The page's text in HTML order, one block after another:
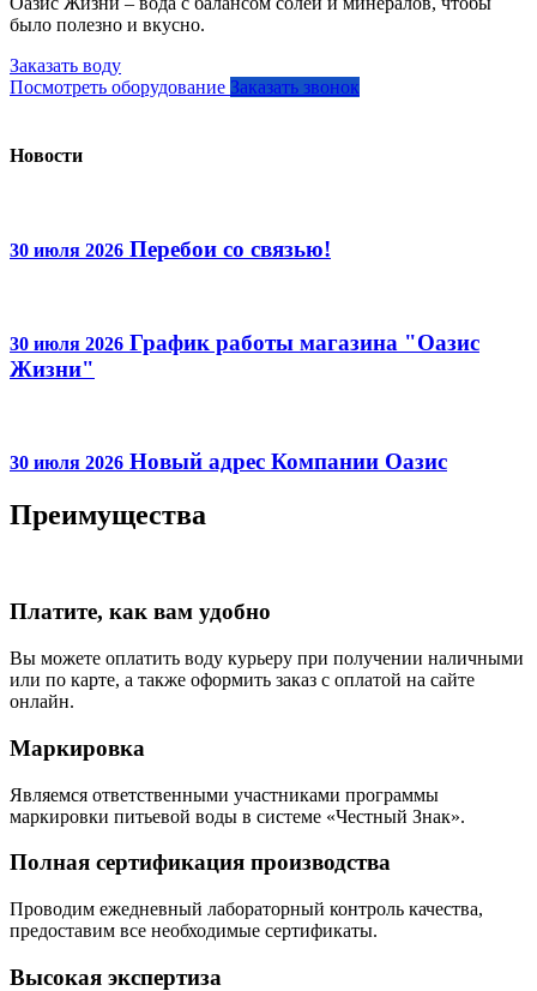
было полезно и вкусно.
Заказать воду
Посмотреть оборудование Заказать звонок
Новости
30 июля 2026 Перебои со связью!
30 июля 2026 График работы магазина "Оазис
Жизни"
30 июля 2026 Новый адрес Компании Оазис
Преимущества
Платите, как вам удобно
Вы можете оплатить воду курьеру при получении наличными
или по карте, а также оформить заказ с оплатой на сайте
онлайн.
Маркировка
Являемся ответственными участниками программы
маркировки питьевой воды в системе «Честный Знак».
Полная сертификация производства
Проводим ежедневный лабораторный контроль качества,
предоставим все необходимые сертификаты.
Высокая экспертиза